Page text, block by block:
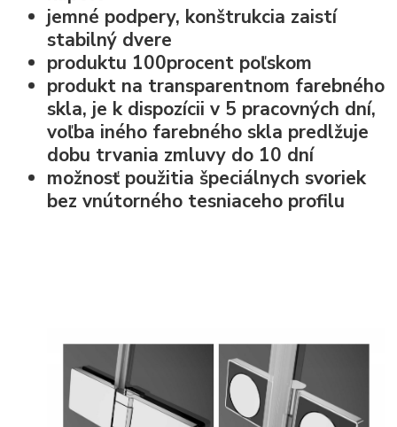
jemné podpery, konštrukcia zaistí
stabilný dvere
produktu 100procent poľskom
produkt na transparentnom farebného
skla, je k dispozícii v 5 pracovných dní,
voľba iného farebného skla predlžuje
dobu trvania zmluvy do 10 dní
možnosť použitia špeciálnych svoriek
bez vnútorného tesniaceho profilu